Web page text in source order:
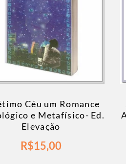
Céu um Romance
e Metafísico- Ed.
Elevação
R$15,00